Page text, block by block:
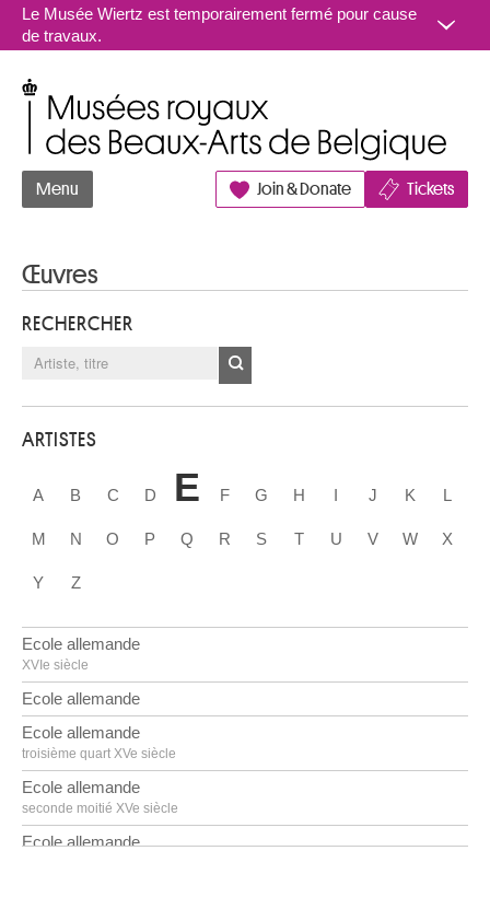
Aller au contenu
Le Musée Wiertz est temporairement fermé pour cause
de travaux.
Menu Join & Donate Tickets
Œuvres
RECHERCHER
ARTISTES
A B C D E F G H I J K L
M N O P Q R S T U V W X
Y Z
Ecole allemande
XVIe siècle
Ecole allemande
Ecole allemande
troisième quart XVe siècle
Ecole allemande
seconde moitié XVe siècle
Ecole allemande